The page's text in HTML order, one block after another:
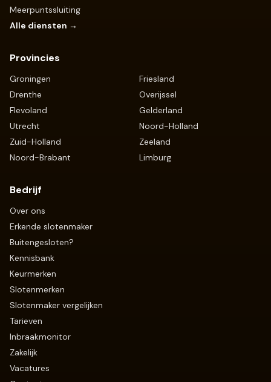
Meerpuntssluiting
Alle diensten →
Provincies
Groningen
Friesland
Drenthe
Overijssel
Flevoland
Gelderland
Utrecht
Noord-Holland
Zuid-Holland
Zeeland
Noord-Brabant
Limburg
Bedrijf
Over ons
Erkende slotenmaker
Buitengesloten?
Kennisbank
Keurmerken
Slotenmerken
Slotenmaker vergelijken
Tarieven
Inbraakmonitor
Zakelijk
Vacatures